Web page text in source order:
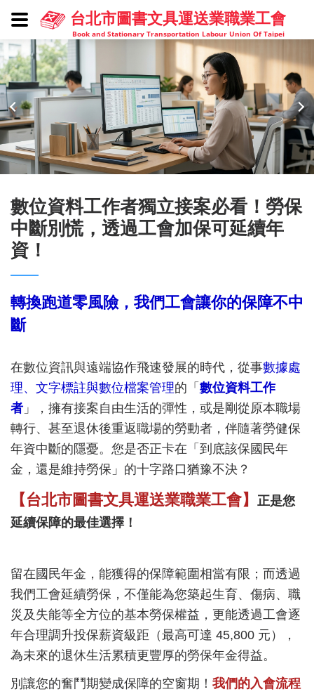
台北市圖書文具運送業職業工會
Book and Stationary Transportation Labour Union Of Taipei
數位資料工作者獨立接案必看！勞保
中斷別慌，透過工會加保可延續年
資！
轉換跑道零風險，我們工會讓你的保障不中
斷
在數位資訊與遠端協作飛速發展的時代，從事數據處
理、文字標註與數位檔案管理的「 數位資料工作
者 」，擁有接案自由生活的彈性，或是剛從原本職場
轉行、甚至退休後重返職場的勞動者，伴隨著勞健保
年資中斷的隱憂。您是否正卡在「到底該保國民年
金，還是維持勞保」的十字路口猶豫不決？
【台北市圖書文具運送業職業工會】
正是您
延續保障的最佳選擇！
留在國民年金，能獲得的保障範圍相當有限；而透過
我們工會延續勞保，不僅能為您築起生育、傷病、職
災及失能等全方位的基本勞保權益，更能透過工會逐
年合理調升投保薪資級距（最高可達 45,800 元），
為未來的退休生活累積更豐厚的勞保年金得益。
別讓您的奮鬥期變成保障的空窗期！ 我們的入會流程